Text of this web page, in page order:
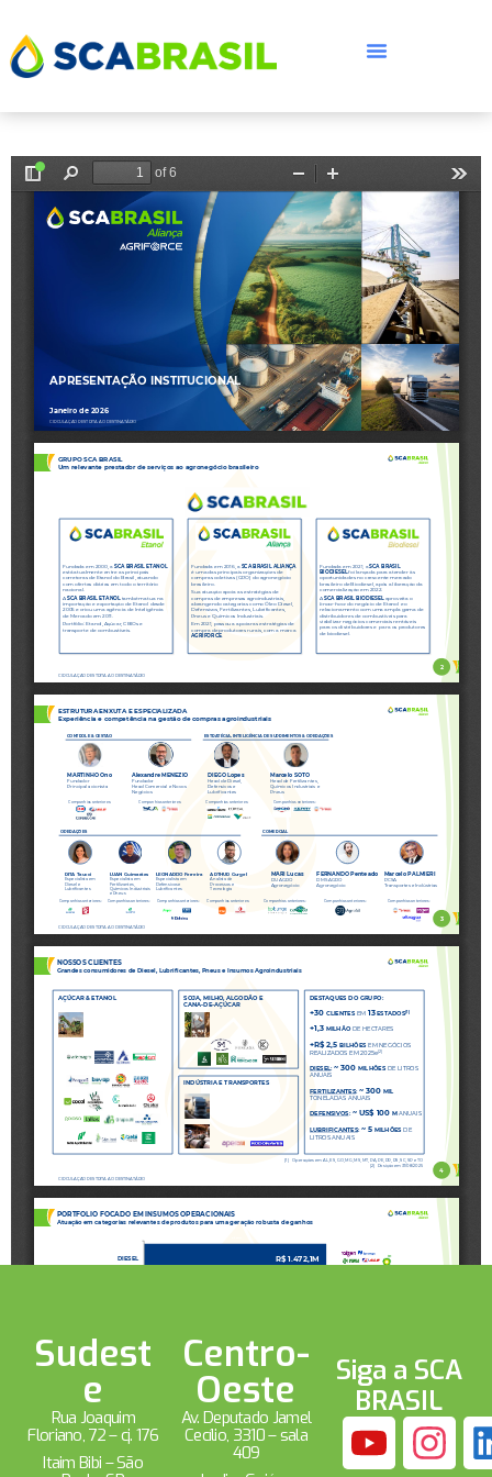
Sudest
e
Rua Joaquim
Floriano, 72 – cj. 176
Itaim Bibi – São
Centro-
Oeste
Av. Deputado Jamel
Cecílio, 3310 – sala
409
Siga a SCA
BRASIL